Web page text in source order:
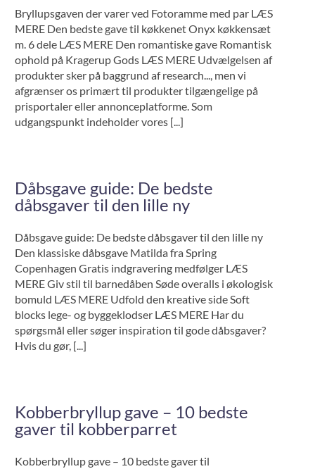
Bryllupsgaven der varer ved Fotoramme med par LÆS
MERE Den bedste gave til køkkenet Onyx køkkensæt
m. 6 dele LÆS MERE Den romantiske gave Romantisk
ophold på Kragerup Gods LÆS MERE Udvælgelsen af
produkter sker på baggrund af research..., men vi
afgrænser os primært til produkter tilgængelige på
prisportaler eller annonceplatforme. Som
udgangspunkt indeholder vores [...]
Dåbsgave guide: De bedste
dåbsgaver til den lille ny
Dåbsgave guide: De bedste dåbsgaver til den lille ny
Den klassiske dåbsgave Matilda fra Spring
Copenhagen Gratis indgravering medfølger LÆS
MERE Giv stil til barnedåben Søde overalls i økologisk
bomuld LÆS MERE Udfold den kreative side Soft
blocks lege- og byggeklodser LÆS MERE Har du
spørgsmål eller søger inspiration til gode dåbsgaver?
Hvis du gør, [...]
Kobberbryllup gave – 10 bedste
gaver til kobberparret
Kobberbryllup gave – 10 bedste gaver til